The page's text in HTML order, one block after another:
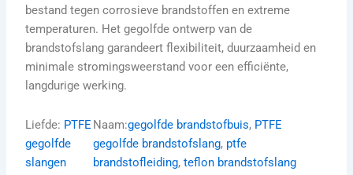
bestand tegen corrosieve brandstoffen en extreme
temperaturen. Het gegolfde ontwerp van de
brandstofslang garandeert flexibiliteit, duurzaamheid en
minimale stromingsweerstand voor een efficiënte,
langdurige werking.
Liefde: PTFE
gegolfde
slangen
Naam:gegolfde brandstofbuis, PTFE
gegolfde brandstofslang, ptfe
brandstofleiding, teflon brandstofslang